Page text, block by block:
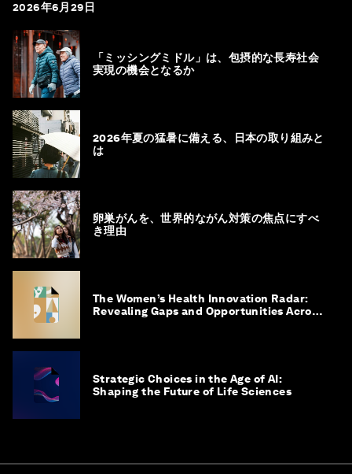
2026年6月29日
「ミッシングミドル」は、包摂的な長寿社会
実現の機会となるか
2026年夏の猛暑に備える、日本の取り組みと
は
卵巣がんを、世界的ながん対策の焦点にすべ
き理由
The Women’s Health Innovation Radar:
Revealing Gaps and Opportunities Across
Strategic Choices in the Age of AI:
Shaping the Future of Life Sciences